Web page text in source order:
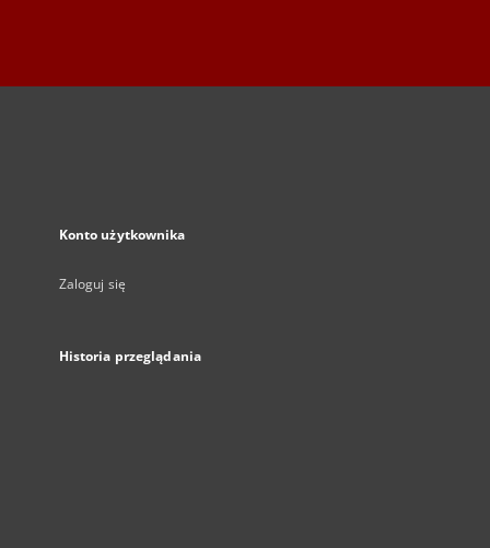
Konto użytkownika
Zaloguj się
Historia przeglądania